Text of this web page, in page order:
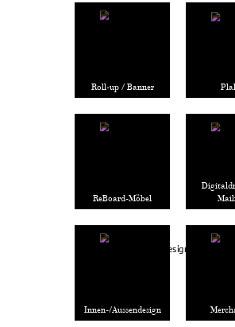
Roll-up / Banner
ReBoard-Möbel
Innen-/Aussendesign